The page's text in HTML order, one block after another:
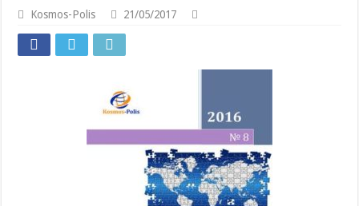
Kosmos-Polis 21/05/2017